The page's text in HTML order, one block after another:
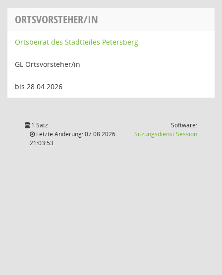
ORTSVORSTEHER/IN
Ortsbeirat des Stadtteiles Petersberg
GL Ortsvorsteher/in
bis 28.04.2026
1 Satz
Letzte Änderung: 07.08.2026
21:03:53
Software:
SitzungsdienstSession(Wird in